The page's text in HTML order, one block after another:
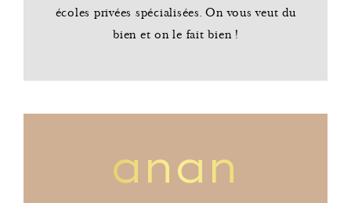
écoles privées spécialisées. On vous veut du
bien et on le fait bien !
anan